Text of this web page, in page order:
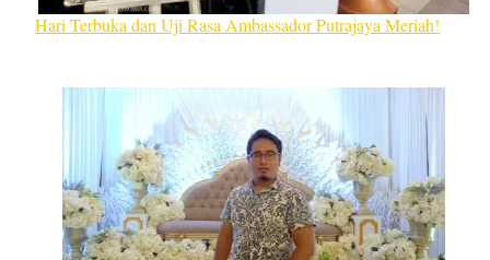
Hari Terbuka dan Uji Rasa Ambassador Putrajaya Meriah!